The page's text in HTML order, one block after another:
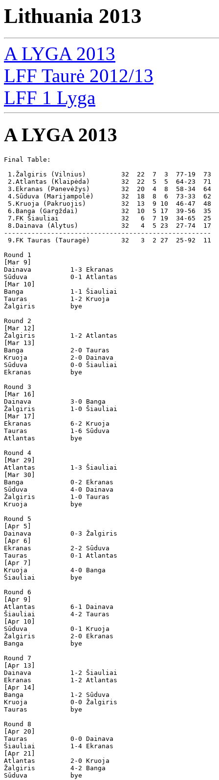
Lithuania 2013
A LYGA 2013
LFF Taurė 2012/13
LFF 1 Lyga
A LYGA 2013
Final Table:
1.Žalgiris (Vilnius)         32  22  7  3  77-19  73
2.Atlantas (Klaipėda)        32  22  5  5  64-23  71
3.Ekranas (Panevėžys)        32  20  4  8  58-34  64
4.Sūduva (Marijampolė)       32  18  8  6  73-33  62
5.Kruoja (Pakruojis)         32  13  9 10  46-47  48
6.Banga (Gargždai)           32  10  5 17  39-56  35
7.FK Šiauliai                32   6  7 19  34-65  25
8.Dainava (Alytus)           32   4  5 23  27-74  17
-----------------------------------------------------
9.FK Tauras (Tauragė)        32   3  2 27  25-92  11
Round 1
[Mar 9]
Dainava          1-3 Ekranas
Sūduva           0-1 Atlantas
[Mar 10]
Banga            1-1 Šiauliai
Tauras           1-2 Kruoja
Žalgiris         bye
Round 2
[Mar 12]
Žalgiris         1-2 Atlantas
[Mar 13]
Banga            2-0 Tauras
Kruoja           2-0 Dainava
Sūduva           0-0 Šiauliai
Ekranas          bye
Round 3
[Mar 16]
Dainava          3-0 Banga
Žalgiris         1-0 Šiauliai
[Mar 17]
Ekranas          6-2 Kruoja
Tauras           1-6 Sūduva
Atlantas         bye
Round 4
[Mar 29]
Atlantas         1-3 Šiauliai
[Mar 30]
Banga            0-2 Ekranas
Sūduva           4-0 Dainava
Žalgiris         1-0 Tauras
Kruoja           bye
Round 5
[Apr 5]
Dainava          0-3 Žalgiris
[Apr 6]
Ekranas          2-2 Sūduva
Tauras           0-1 Atlantas
[Apr 7]
Kruoja           4-0 Banga
Šiauliai         bye
Round 6
[Apr 9]
Atlantas         6-1 Dainava
Šiauliai         4-2 Tauras
[Apr 10]
Sūduva           0-1 Kruoja
Žalgiris         2-0 Ekranas
Banga            bye
Round 7
[Apr 13]
Dainava          1-2 Šiauliai
Ekranas          1-2 Atlantas
[Apr 14]
Banga            1-2 Sūduva
Kruoja           0-0 Žalgiris
Tauras           bye
Round 8
[Apr 20]
Tauras           0-0 Dainava
Šiauliai         1-4 Ekranas
[Apr 21]
Atlantas         2-0 Kruoja
Žalgiris         4-2 Banga
Sūduva           bye